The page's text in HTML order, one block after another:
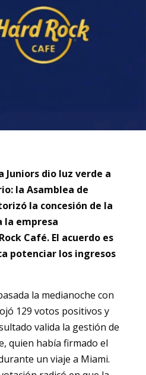
Juniors dio luz verde a
la Asamblea de
la concesión de la
empresa
Café. El acuerdo es
potenciar los ingresos
la medianoche con
129 votos positivos y
valida la gestión de
quien había firmado el
un viaje a Miami.